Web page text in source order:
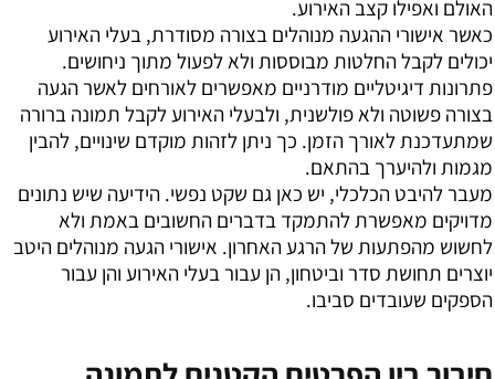
האולם ואפילו קצב האירוע.
כאשר אישורי ההגעה מנוהלים בצורה מסודרת, בעלי האירוע
יכולים לקבל החלטות מבוססות ולא לפעול מתוך ניחושים.
פתרונות דיגיטליים מודרניים מאפשרים לאורחים לאשר הגעה
בצורה פשוטה ולא פולשנית, ולבעלי האירוע לקבל תמונה ברורה
שמתעדכנת לאורך הזמן. כך ניתן לזהות מוקדם שינויים, להבין
מגמות ולהיערך בהתאם.
מעבר להיבט הכלכלי, יש כאן גם שקט נפשי. הידיעה שיש נתונים
מדויקים מאפשרת להתמקד בדברים החשובים באמת ולא
לחשוש מהפתעות של הרגע האחרון. אישורי הגעה מנוהלים היטב
יוצרים תחושת סדר וביטחון, הן עבור בעלי האירוע והן עבור
הספקים שעובדים סביבו.